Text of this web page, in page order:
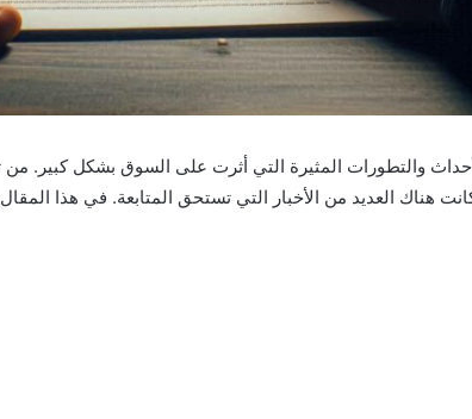
هناك العديد من الأخبار التي تستحق المتابعة. في هذا